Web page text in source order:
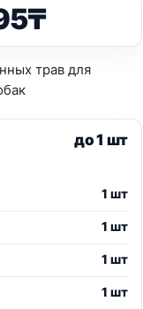
₸
трав для
до 1 шт
1 шт
1 шт
1 шт
1 шт